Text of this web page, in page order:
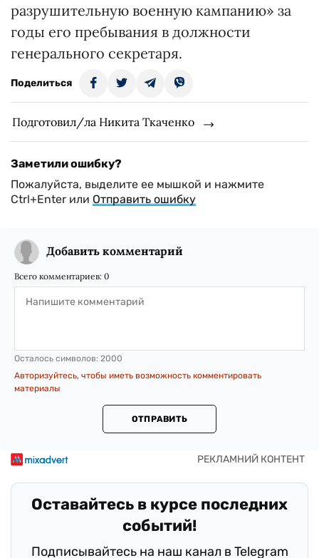
разрушительную военную кампанию» за
годы его пребывания в должности
генерального секретаря.
Поделиться
Подготовил/ла Никита Ткаченко
Заметили ошибку?
Пожалуйста, выделите ее мышкой и нажмите
Ctrl+Enter или Отправить ошибку
Добавить комментарий
Всего комментариев: 0
Осталось символов: 2000
Авторизуйтесь, чтобы иметь возможность комментировать
материалы
ОТПРАВИТЬ
Оставайтесь в курсе последних
событий!
Подписывайтесь на наш канал в Telegram